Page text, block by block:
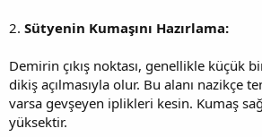
2. Sütyenin Kumaşını Hazırlama:
Demirin çıkış noktası, genellikle küçük
dikiş açılmasıyla olur. Bu alanı nazikçe
varsa gevşeyen iplikleri kesin. Kumaş
yüksektir.